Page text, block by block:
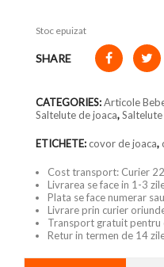
Stoc epuizat
SHARE
CATEGORIES:Articole
Saltelute de joaca,
ETICHETE:covor de joaca,
Cost transport: Curier
Livrarea se face in 1-3
Plata se face numerar
Livrare prin curier
Transport gratuit pentru
Retur in termen de 14